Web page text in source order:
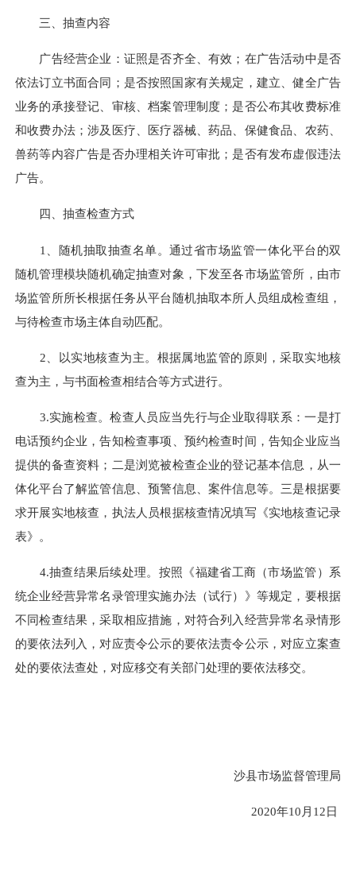
三、抽查内容
广告经营企业：证照是否齐全、有效；在广告活动中是否
依法订立书面合同；是否按照国家有关规定，建立、健全广告
业务的承接登记、审核、档案管理制度；是否公布其收费标准
和收费办法；涉及医疗、医疗器械、药品、保健食品、农药、
兽药等内容广告是否办理相关许可审批；是否有发布虚假违法
广告。
四、抽查检查方式
1、随机抽取抽查名单。通过省市场监管一体化平台的双
随机管理模块随机确定抽查对象，下发至各市场监管所，由市
场监管所所长根据任务从平台随机抽取本所人员组成检查组，
与待检查市场主体自动匹配。
2、以实地核查为主。根据属地监管的原则，采取实地核
查为主，与书面检查相结合等方式进行。
3.实施检查。检查人员应当先行与企业取得联系：一是打
电话预约企业，告知检查事项、预约检查时间，告知企业应当
提供的备查资料；二是浏览被检查企业的登记基本信息，从一
体化平台了解监管信息、预警信息、案件信息等。三是根据要
求开展实地核查，执法人员根据核查情况填写《实地核查记录
表》。
4.抽查结果后续处理。按照《福建省工商（市场监管）系
统企业经营异常名录管理实施办法（试行）》等规定，要根据
不同检查结果，采取相应措施，对符合列入经营异常名录情形
的要依法列入，对应责令公示的要依法责令公示，对应立案查
处的要依法查处，对应移交有关部门处理的要依法移交。
沙县市场监督管理局
2020年10月12日